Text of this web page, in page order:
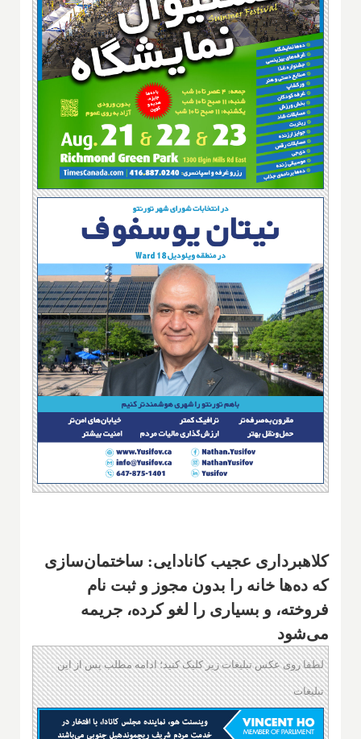
کلاهبرداری عجیب کانادایی: ساختمان‌سازی
که ده‌ها خانه را بدون مجوز و ثبت نام
فروخته، و بسیاری را لغو کرده، جریمه
می‌شود
لطفا روی عکس تبلیغات زیر کلیک کنید؛ ادامه مطلب پس از این
تبلیغات